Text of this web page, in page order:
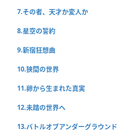
7.その者、天才か変人か
8.星空の誓約
9.新宿狂想曲
10.狭間の世界
11.卵から生まれた真実
12.未踏の世界へ
13.バトルオブアンダーグラウンド